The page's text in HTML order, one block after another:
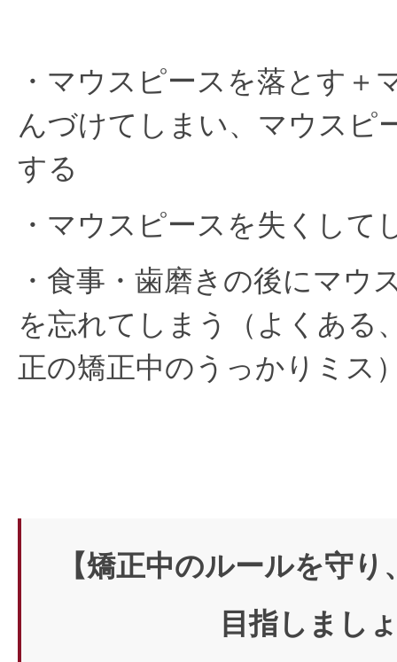
・マウスピースを落とす＋
んづけてしまい、マウスピ
する
・マウスピースを失くして
・食事・歯磨きの後にマウ
を忘れてしまう（よくある
正の矯正中のうっかりミス
【矯正中のルールを守
目指しまし